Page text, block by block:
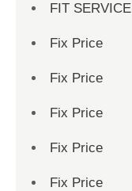
FIT SERVICE
Fix Price
Fix Price
Fix Price
Fix Price
Fix Price